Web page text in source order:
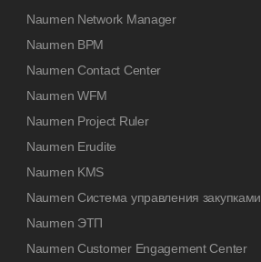
Naumen Network Manager
Naumen BPM
Naumen Contact Center
Naumen WFM
Naumen Project Ruler
Naumen Erudite
Naumen KMS
Naumen Система управления закупками
Naumen ЭТП
Naumen Customer Engagement Center